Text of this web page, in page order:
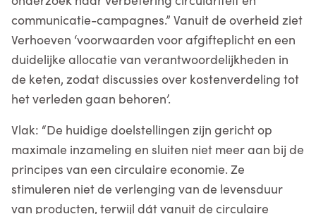
communicatie-campagnes.” Vanuit de overheid ziet
Verhoeven ‘voorwaarden voor afgifteplicht en een
duidelijke allocatie van verantwoordelijkheden in
de keten, zodat discussies over kostenverdeling tot
het verleden gaan behoren’.
Vlak: “De huidige doelstellingen zijn gericht op
maximale inzameling en sluiten niet meer aan bij de
principes van een circulaire economie. Ze
stimuleren niet de verlenging van de levensduur
van producten, terwijl dát vanuit de circulaire